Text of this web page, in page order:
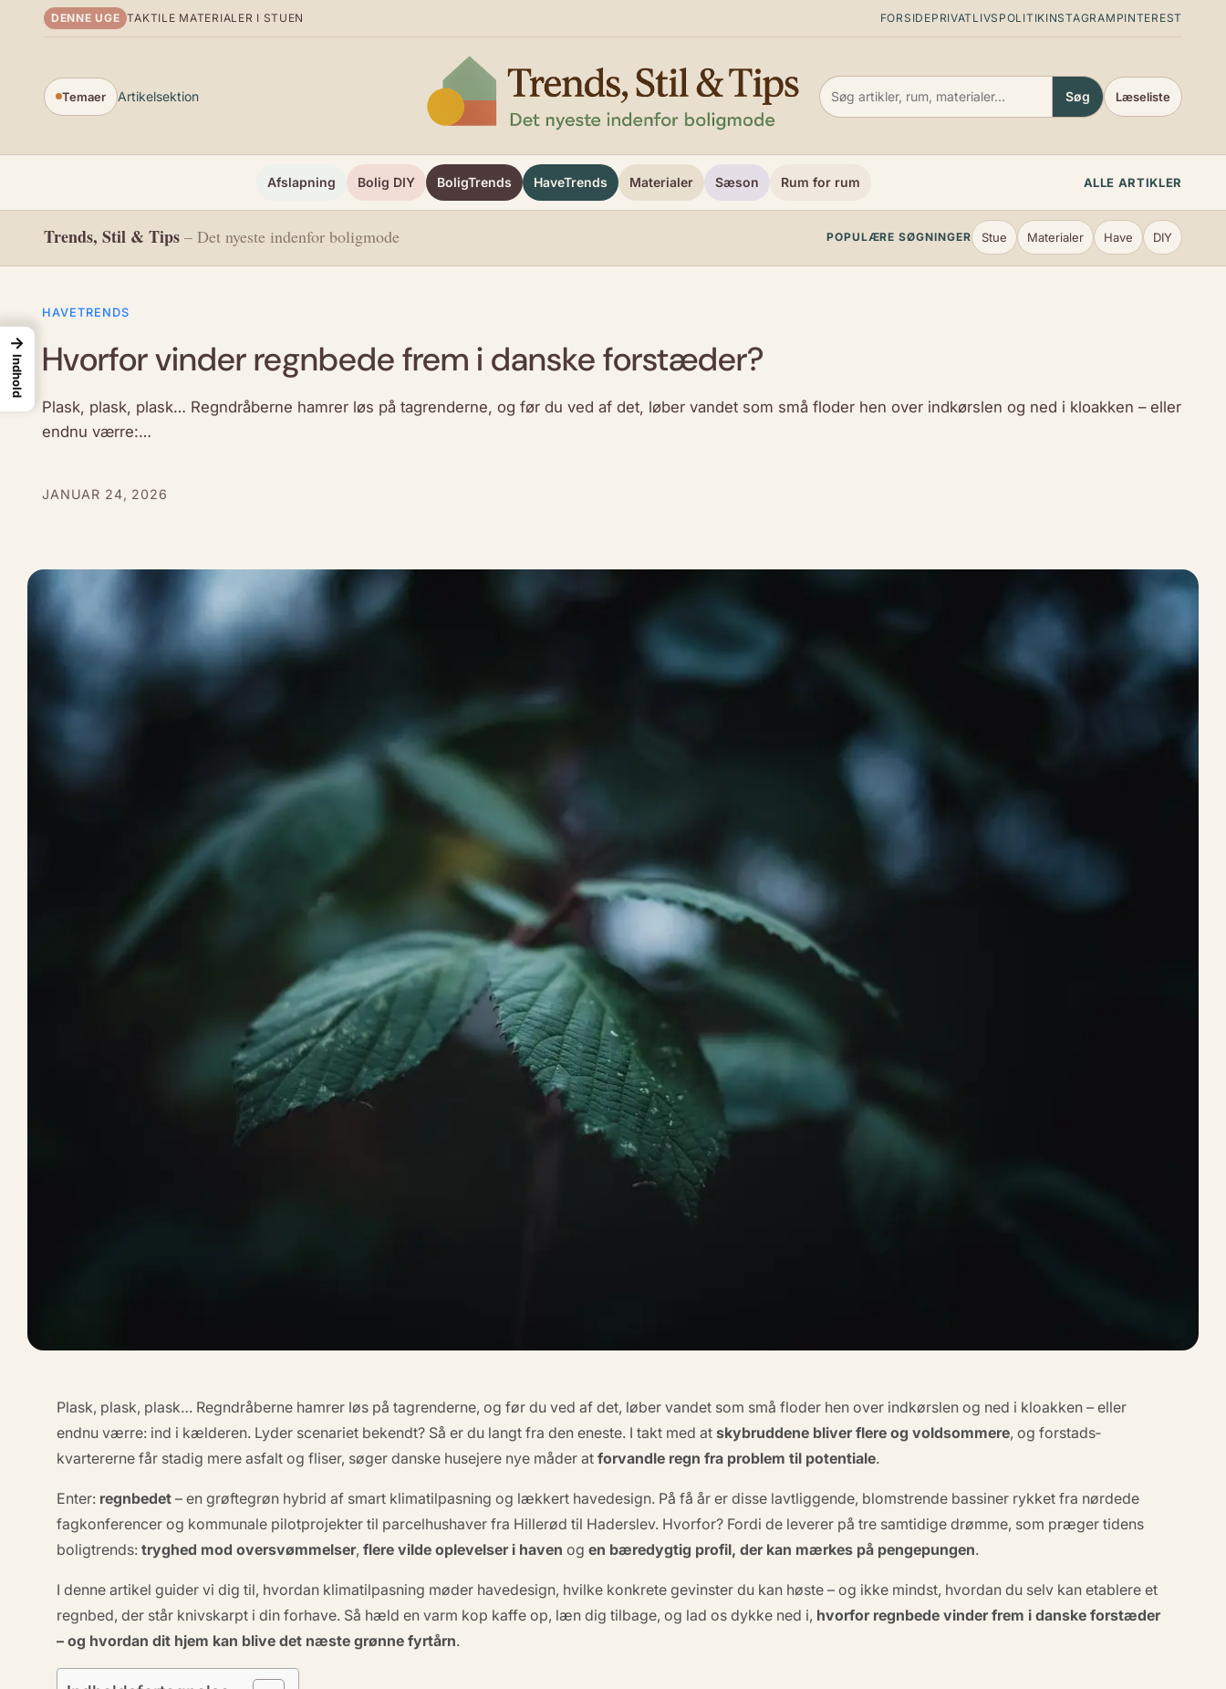
Spring til indhold
DENNE UGE TAKTILE MATERIALER I STUEN FORSIDEPRIVATLIVSPOLITIKINSTAGRAM PINTEREST
Temaer Artikelsektion Søg Læseliste
Afslapning Bolig DIY BoligTrends HaveTrends Materialer Sæson Rum for rum ALLE ARTIKLER
Trends, Stil & Tips – Det nyeste indenfor boligmode POPULÆRE SØGNINGER Stue Materialer Have DIY
HAVETRENDS
Hvorfor vinder regnbede frem i danske forstæder?
Plask, plask, plask… Regndråberne hamrer løs på tagrenderne, og før du ved af det, løber vandet som små floder hen over indkørslen og ned i kloakken – eller
endnu værre:…
JANUAR 24, 2026
Plask, plask, plask… Regndråberne hamrer løs på tagrenderne, og før du ved af det, løber vandet som små floder hen over indkørslen og ned i kloakken – eller
endnu værre: ind i kælderen. Lyder scenariet bekendt? Så er du langt fra den eneste. I takt med at skybruddene bliver flere og voldsommere, og forstads­
kvartererne får stadig mere asfalt og fliser, søger danske husejere nye måder at forvandle regn fra problem til potentiale.
Enter: regnbedet – en grøftegrøn hybrid af smart klimatilpasning og lækkert havedesign. På få år er disse lavtliggende, blomstrende bassiner rykket fra nørdede
fag­konferencer og kommunale pilotprojekter til parcelhushaver fra Hillerød til Haderslev. Hvorfor? Fordi de leverer på tre samtidige drømme, som præger tidens
boligtrends: tryghed mod oversvømmelser, flere vilde oplevelser i haven og en bæredygtig profil, der kan mærkes på pengepungen.
I denne artikel guider vi dig til, hvordan klimatilpasning møder havedesign, hvilke konkrete gevinster du kan høste – og ikke mindst, hvordan du selv kan etablere et
regnbed, der står knivskarpt i din forhave. Så hæld en varm kop kaffe op, læn dig tilbage, og lad os dykke ned i, hvorfor regnbede vinder frem i danske forstæder
– og hvordan dit hjem kan blive det næste grønne fyrtårn.
→
Indhold